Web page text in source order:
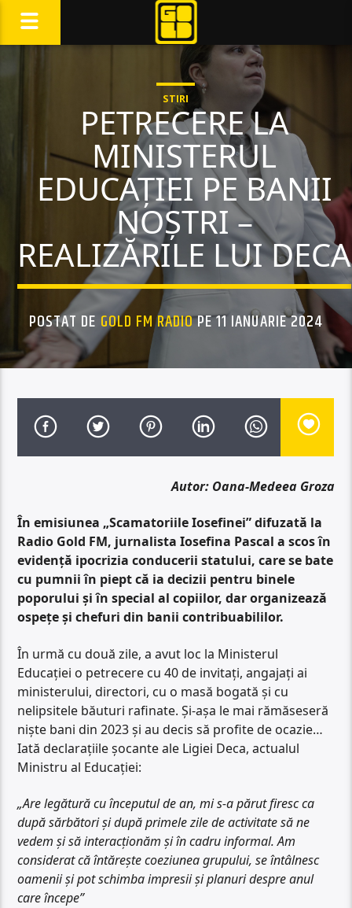
STIRI
PETRECERE LA
MINISTERUL
EDUCAȚIEI PE BANII
NOȘTRI –
REALIZĂRILE LUI DECA
POSTAT DE GOLD FM RADIOPE 11 IANUARIE 2024
Autor: Oana-Medeea Groza
În emisiunea „Scamatoriile Iosefinei” difuzată la
Radio Gold FM, jurnalista Iosefina Pascal a scos în
evidență ipocrizia conducerii statului, care se bate
cu pumnii în piept că ia decizii pentru binele
poporului și în special al copiilor, dar organizează
ospețe și chefuri din banii contribuabililor.
În urmă cu două zile, a avut loc la Ministerul
Educației o petrecere cu 40 de invitați, angajați ai
ministerului, directori, cu o masă bogată și cu
nelipsitele băuturi rafinate. Și-așa le mai rămăseseră
niște bani din 2023 și au decis să profite de ocazie…
Iată declarațiile șocante ale Ligiei Deca, actualul
Ministru al Educației:
„Are legătură cu începutul de an, mi s-a părut firesc ca
după sărbători și după primele zile de activitate să ne
vedem și să interacționăm și în cadru informal. Am
considerat că întărește coeziunea grupului, se întâlnesc
oamenii și pot schimba impresii și planuri despre anul
care începe”